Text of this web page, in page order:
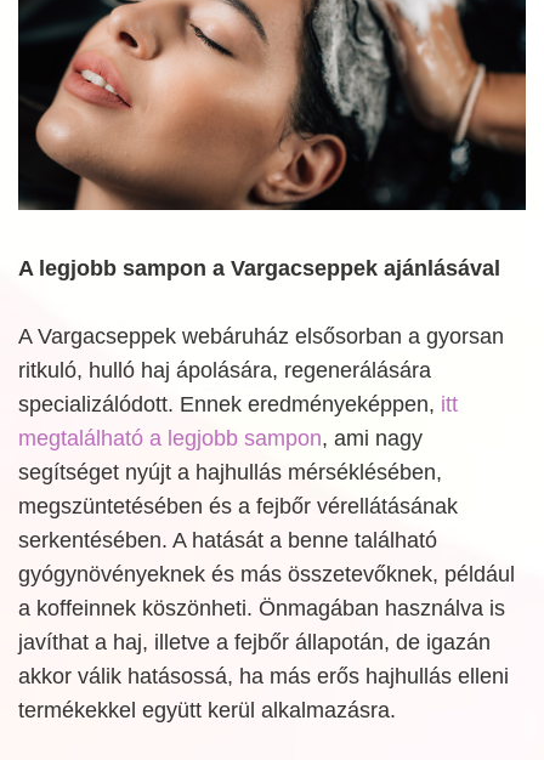
A legjobb sampon a Vargacseppek ajánlásával
A Vargacseppek webáruház elsősorban a gyorsan
ritkuló, hulló haj ápolására, regenerálására
specializálódott. Ennek eredményeképpen, itt
megtalálható a legjobb sampon, ami nagy
segítséget nyújt a hajhullás mérséklésében,
megszüntetésében és a fejbőr vérellátásának
serkentésében. A hatását a benne található
gyógynövényeknek és más összetevőknek, például
a koffeinnek köszönheti. Önmagában használva is
javíthat a haj, illetve a fejbőr állapotán, de igazán
akkor válik hatásossá, ha más erős hajhullás elleni
termékekkel együtt kerül alkalmazásra.